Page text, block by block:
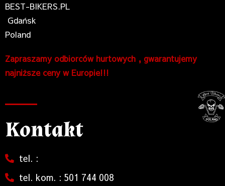
BEST-BIKERS.PL
Gdańsk
Poland
Zapraszamy odbiorców hurtowych , gwarantujemy
najniższe ceny w Europie!!!
Kontakt
tel. :
tel. kom. : 501 744 008